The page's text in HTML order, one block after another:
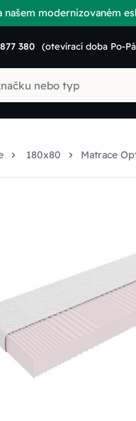
našem modernizovaném
380 (otevírací doba Po-
180x80 Matrace